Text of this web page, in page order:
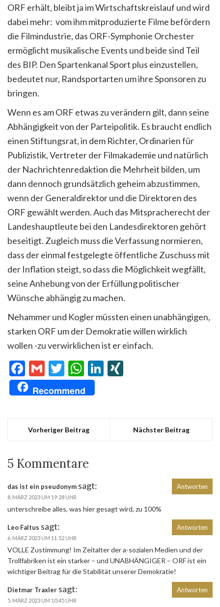
ORF erhält, bleibt ja im Wirtschaftskreislauf und wird
dabei mehr: vom ihm mitproduzierte Filme befördern
die Filmindustrie, das ORF-Symphonie Orchester
ermöglicht musikalische Events und beide sind Teil
des BIP. Den Spartenkanal Sport plus einzustellen,
bedeutet nur, Randsportarten um ihre Sponsoren zu
bringen.
Wenn es am ORF etwas zu verändern gilt, dann seine
Abhängigkeit von der Parteipolitik. Es braucht endlich
einen Stiftungsrat, in dem Richter, Ordinarien für
Publizistik, Vertreter der Filmakademie und natürlich
der Nachrichtenredaktion die Mehrheit bilden, um
dann dennoch grundsätzlich geheim abzustimmen,
wenn der Generaldirektor und die Direktoren des
ORF gewählt werden. Auch das Mitspracherecht der
Landeshauptleute bei den Landesdirektoren gehört
beseitigt. Zugleich muss die Verfassung normieren,
dass der einmal festgelegte öffentliche Zuschuss mit
der Inflation steigt, so dass die Möglichkeit wegfällt,
seine Anhebung von der Erfüllung politischer
Wünsche abhängig zu machen.
Nehammer und Kogler müssten einen unabhängigen,
starken ORF um der Demokratie willen wirklich
wollen -zu verwirklichen ist er einfach.
Facebook
GmailTwitter
WhatsApp
LinkedIn
Recommend
Vorheriger Beitrag Nächster Beitrag
5 Kommentare
das ist ein pseudonym sagt:
8. MÄRZ 2023 UM 19:28 UHR
unterschreibe alles, was hier gesagt wird, zu 100%
Antworten
Leo Faltus sagt:
6. MÄRZ 2023 UM 11:52 UHR
VOLLE Zustimmung! Im Zeitalter der a-sozialen Medien und der
Trollfabriken ist ein starker – und UNABHÄNGIGER – ORF ist ein
wichtiger Beitrag für die Stabilität unserer Demokratie!
Antworten
Dietmar Traxler sagt:
5. MÄRZ 2023 UM 10:45 UHR
Antworten